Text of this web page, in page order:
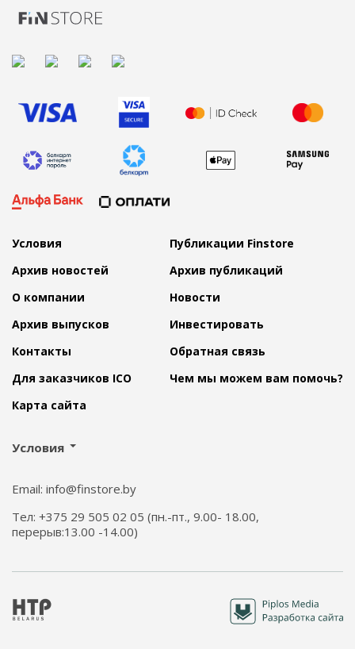
Условия
Публикации Finstore
Архив новостей
Архив публикаций
О компании
Новости
Архив выпусков
Инвестировать
Контакты
Обратная связь
Для заказчиков ICO
Чем мы можем вам помочь?
Карта сайта
Условия
Email: info@finstore.by
Тел: +375 29 505 02 05 (пн.-пт., 9.00- 18.00,
перерыв:13.00 -14.00)